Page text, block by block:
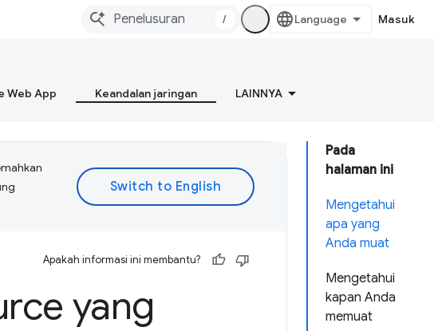
/ Masuk
Web App Keandalan jaringan LAINNYA
Pada
halaman ini
Mengetahui
apa yang
Anda muat
Mengetahui
kapan Anda
memuat
Apakah informasi ini membantu?
yang